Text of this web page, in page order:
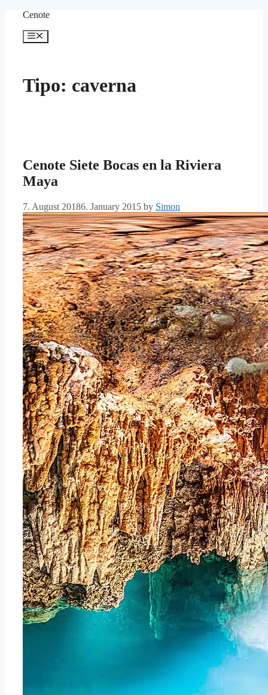
content
Cenote
Menu
Tipo: caverna
Cenote Siete Bocas en la Riviera
Maya
7. August 20186. January 2015 by Simon